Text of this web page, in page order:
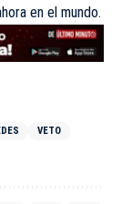
en el mundo.
VETO